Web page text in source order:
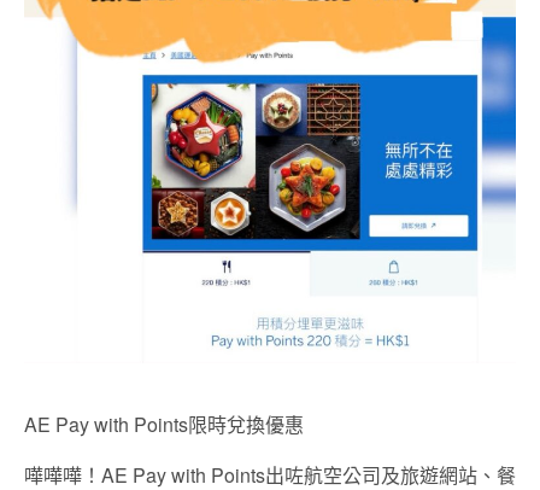
AE Pay with Points限時兌換優惠
嘩嘩嘩！AE Pay with Points出咗航空公司及旅遊網站、餐